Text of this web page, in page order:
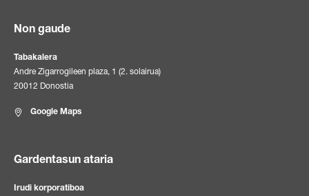
Non gaude
Tabakalera
Andre Zigarrogileen plaza, 1 (2. solairua)
20012 Donostia
Google Maps
Gardentasun ataria
Irudi korporatiboa